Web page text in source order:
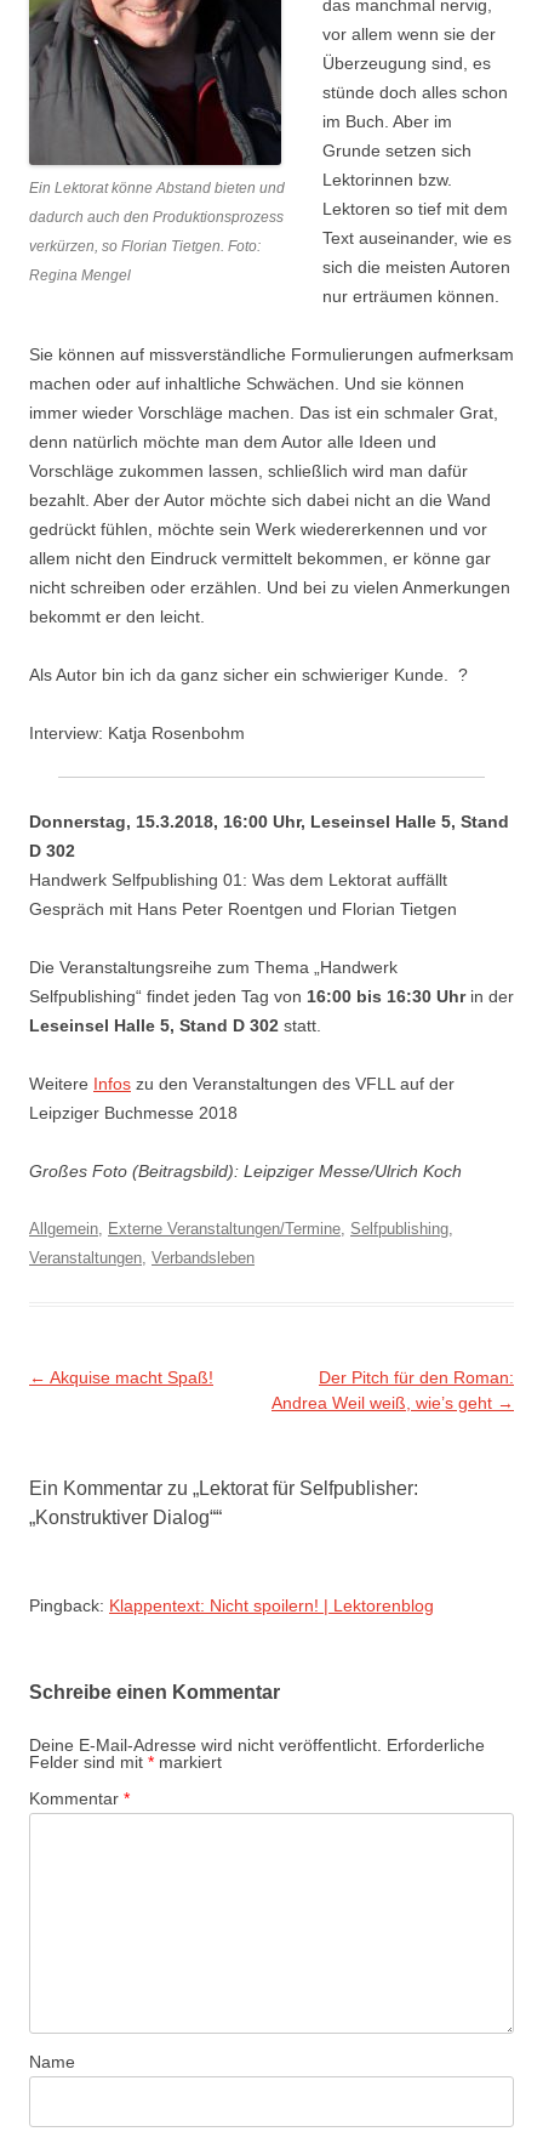
Ein Lektorat könne Abstand bieten und
dadurch auch den Produktionsprozess
verkürzen, so Florian Tietgen. Foto:
Regina Mengel
das manchmal nervig,
vor allem wenn sie der
Überzeugung sind, es
stünde doch alles schon
im Buch. Aber im
Grunde setzen sich
Lektorinnen bzw.
Lektoren so tief mit dem
Text auseinander, wie es
sich die meisten Autoren
nur erträumen können.
Sie können auf missverständliche Formulierungen aufmerksam
machen oder auf inhaltliche Schwächen. Und sie können
immer wieder Vorschläge machen. Das ist ein schmaler Grat,
denn natürlich möchte man dem Autor alle Ideen und
Vorschläge zukommen lassen, schließlich wird man dafür
bezahlt. Aber der Autor möchte sich dabei nicht an die Wand
gedrückt fühlen, möchte sein Werk wiedererkennen und vor
allem nicht den Eindruck vermittelt bekommen, er könne gar
nicht schreiben oder erzählen. Und bei zu vielen Anmerkungen
bekommt er den leicht.
Als Autor bin ich da ganz sicher ein schwieriger Kunde. ?
Interview: Katja Rosenbohm
Donnerstag, 15.3.2018, 16:00 Uhr, Leseinsel Halle 5, Stand
D 302
Handwerk Selfpublishing 01: Was dem Lektorat auffällt
Gespräch mit Hans Peter Roentgen und Florian Tietgen
Die Veranstaltungsreihe zum Thema „Handwerk
Selfpublishing“ findet jeden Tag von 16:00 bis 16:30 Uhrin der
Leseinsel Halle 5, Stand D 302 statt.
Weitere Infos zu den Veranstaltungen des VFLL auf der
Leipziger Buchmesse 2018
Großes Foto (Beitragsbild): Leipziger Messe/Ulrich Koch
Allgemein, Externe Veranstaltungen/Termine, Selfpublishing,
Veranstaltungen, Verbandsleben
Beitragsnavigation
← Akquise macht Spaß!
Der Pitch für den Roman:
Andrea Weil weiß, wie’s geht →
Ein Kommentar zu „Lektorat für Selfpublisher:
„Konstruktiver Dialog““
Pingback: Klappentext: Nicht spoilern! | Lektorenblog
Schreibe einen Kommentar
Deine E-Mail-Adresse wird nicht veröffentlicht. Erforderliche
Felder sind mit * markiert
Kommentar *
Name